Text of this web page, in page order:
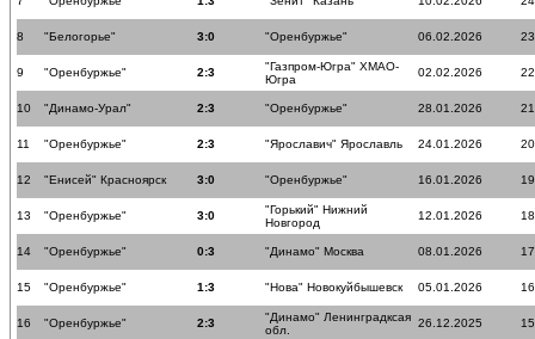
8 "Белогорье" 3:0 "Оренбуржье" 06.02.2026
9 "Оренбуржье" 2:3
"Газпром-Югра" ХМАО-
Югра
02.02.2026
10 "Динамо-Урал" 2:3 "Оренбуржье" 28.01.2026
11 "Оренбуржье" 2:3 "Ярославич" Ярославль 24.01.2026
12 "Енисей" Красноярск 3:0 "Оренбуржье" 16.01.2026
13 "Оренбуржье" 3:0
"Горький" Нижний
Новгород
12.01.2026
14 "Оренбуржье" 0:3 "Динамо" Москва 08.01.2026
15 "Оренбуржье" 1:3 "Нова" Новокуйбышевск 05.01.2026
16 "Оренбуржье" 2:3
"Динамо" Ленинградксая
обл.
26.12.2025